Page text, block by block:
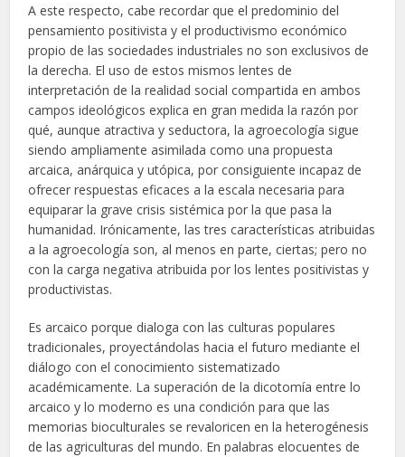
A este respecto, cabe recordar que el predominio del
pensamiento positivista y el productivismo económico
propio de las sociedades industriales no son exclusivos de
la derecha. El uso de estos mismos lentes de
interpretación de la realidad social compartida en ambos
campos ideológicos explica en gran medida la razón por
qué, aunque atractiva y seductora, la agroecología sigue
siendo ampliamente asimilada como una propuesta
arcaica, anárquica y utópica, por consiguiente incapaz de
ofrecer respuestas eficaces a la escala necesaria para
equiparar la grave crisis sistémica por la que pasa la
humanidad. Irónicamente, las tres características atribuidas
a la agroecología son, al menos en parte, ciertas; pero no
con la carga negativa atribuida por los lentes positivistas y
productivistas.
Es arcaico porque dialoga con las culturas populares
tradicionales, proyectándolas hacia el futuro mediante el
diálogo con el conocimiento sistematizado
académicamente. La superación de la dicotomía entre lo
arcaico y lo moderno es una condición para que las
memorias bioculturales se revaloricen en la heterogénesis
de las agriculturas del mundo. En palabras elocuentes de